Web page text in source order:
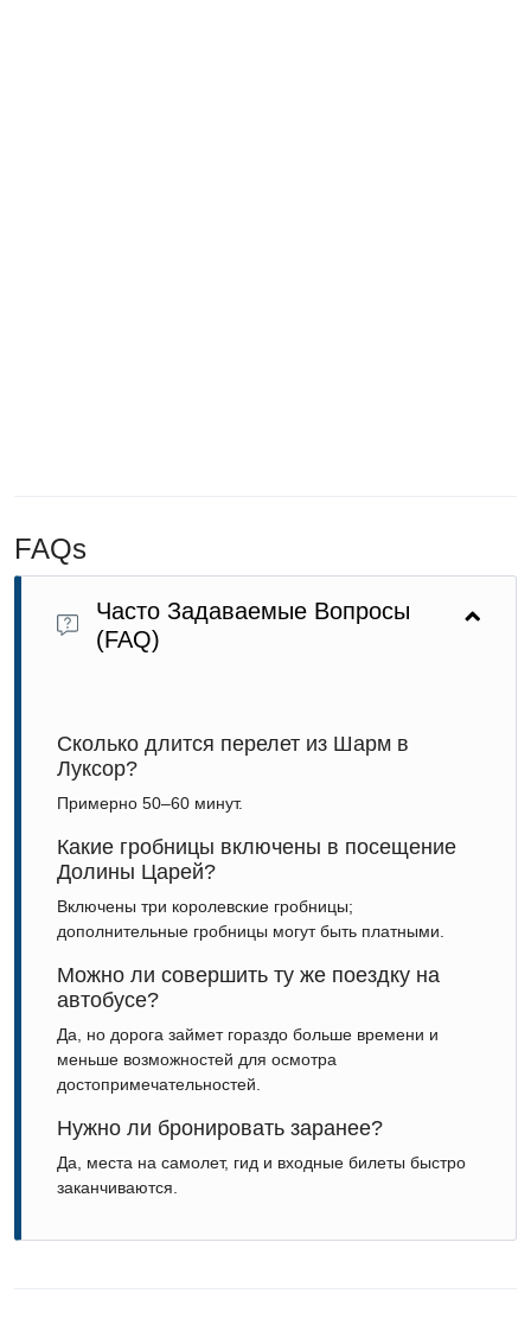
FAQs
Часто Задаваемые Вопросы
(FAQ)
Сколько длится перелет из Шарм в
Луксор?
Примерно 50–60 минут.
Какие гробницы включены в посещение
Долины Царей?
Включены три королевские гробницы;
дополнительные гробницы могут быть платными.
Можно ли совершить ту же поездку на
автобусе?
Да, но дорога займет гораздо больше времени и
меньше возможностей для осмотра
достопримечательностей.
Нужно ли бронировать заранее?
Да, места на самолет, гид и входные билеты быстро
заканчиваются.